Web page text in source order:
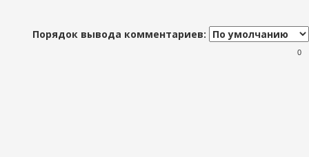
Порядок вывода комментариев:
0